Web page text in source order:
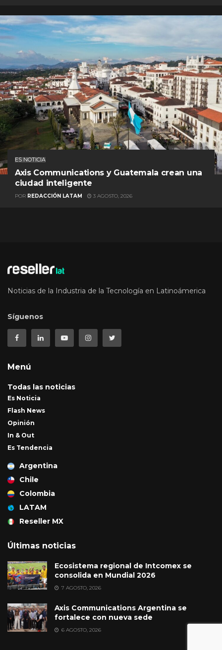
ES NOTICIA
Axis Communications y Guatemala crean una
ciudad inteligente
POR REDACCIÓN LATAM 3 AGOSTO, 2026
Noticias de la Industria de la Tecnología en Latinoámerica
Síguenos
Menú
Todas las noticias
Es Noticia
Flash News
Opinión
In & Out
Es Tendencia
Argentina
Chile
Colombia
LATAM
Reseller MX
Últimas noticias
Ecosistema regional de Intcomex se
consolida en Mundial 2026
7 AGOSTO, 2026
Axis Communications Argentina se
fortalece con nueva sede
6 AGOSTO, 2026